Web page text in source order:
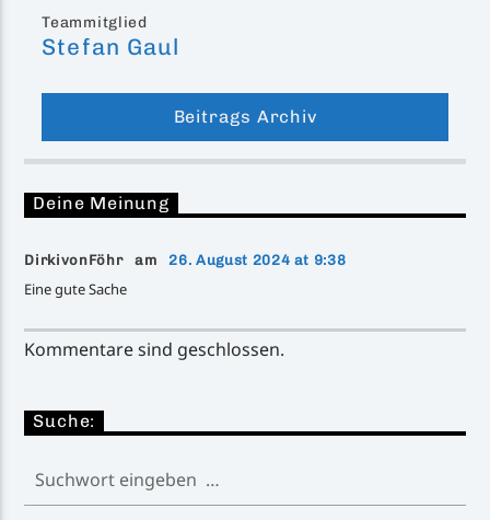
Teammitglied
Stefan Gaul
Beitrags Archiv
Deine Meinung
DirkivonFöhr am26. August 2024 at 9:38
Eine gute Sache
Kommentare sind geschlossen.
Suche: